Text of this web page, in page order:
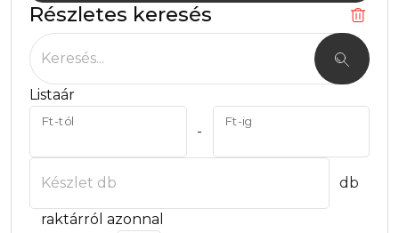
Részletes keresés
Keresés...
Listaár
Ft-tól
-
Ft-ig
Készlet db db
raktárról azonnal